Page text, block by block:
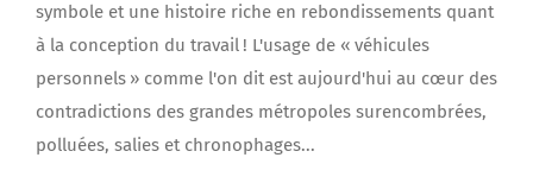
symbole et une histoire riche en rebondissements quant
à la conception du travail ! L'usage de « véhicules
personnels » comme l'on dit est aujourd'hui au cœur des
contradictions des grandes métropoles surencombrées,
polluées, salies et chronophages...